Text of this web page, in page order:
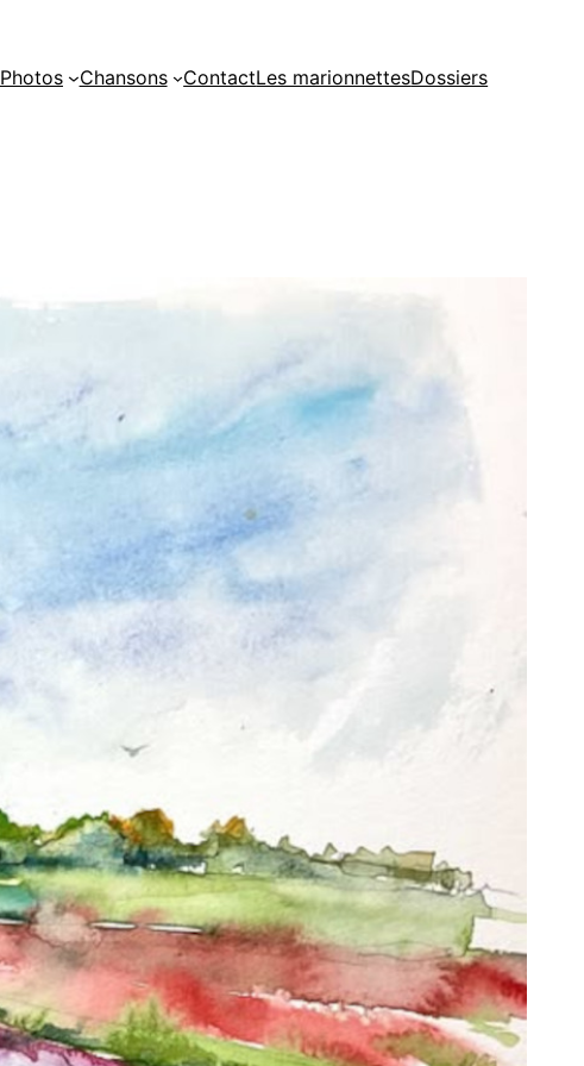
Photos Chansons ContactLes marionnettesDossiers